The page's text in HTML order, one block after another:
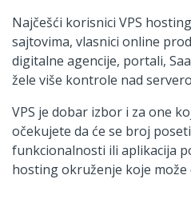
Najčešći korisnici VPS
sajtovima, vlasnici online
digitalne agencije, portali,
žele više kontrole nad
VPS je dobar izbor i za one
očekujete da će se broj
funkcionalnosti ili aplikacija
hosting okruženje koje može